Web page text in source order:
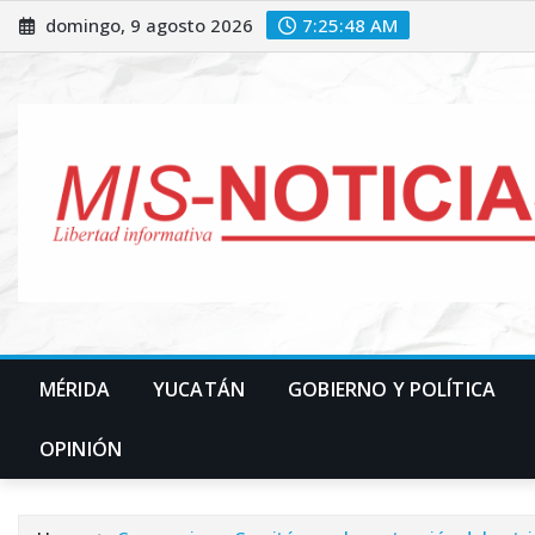
Skip
to
domingo, 9 agosto 2026 7:25:49 AM
MÉRIDA YUCATÁN GOBIERNO Y POLÍTICA
OPINIÓN